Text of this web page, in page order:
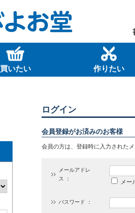
買いたい 作りたい
ログイン
会員登録がお済みのお客様
会員の方は、登録時に入力された
メールアドレ
ス ：
メー
パスワード ：